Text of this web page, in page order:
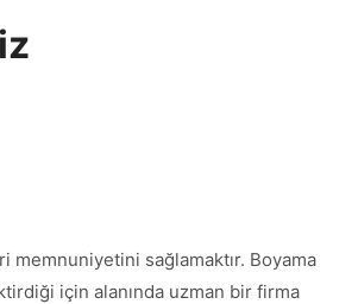
memnuniyetini sağlamaktır. Boyama
için alanında uzman bir firma